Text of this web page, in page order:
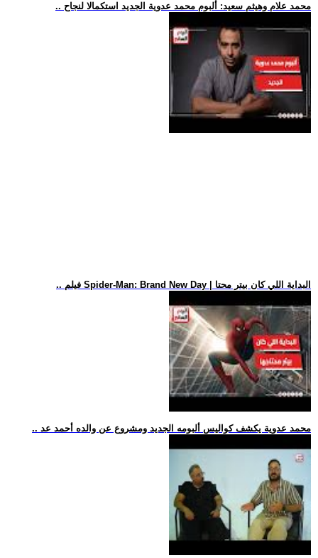
.. محمد علام وهيثم سعيد: ألبوم محمد عدوية الجديد استكمالا لنجاح
.. فيلم Spider-Man: Brand New Day | البداية اللي كان بيتر محتا
.. محمد عدوية يكشف كواليس ألبومه الجديد ومشروع عن والده أحمد عد